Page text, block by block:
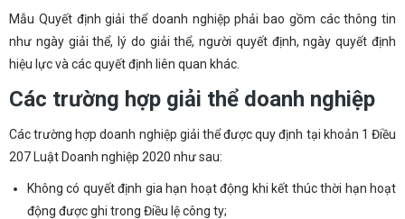
Mẫu Quyết định giải thể doanh nghiệp phải bao gồm các thông tin
như ngày giải thể, lý do giải thể, người quyết định, ngày quyết định
hiệu lực và các quyết định liên quan khác.
Các trường hợp giải thể doanh nghiệp
Các trường hợp doanh nghiệp giải thể được quy định tại khoản 1 Điều
207 Luật Doanh nghiệp 2020 như sau:
Không có quyết định gia hạn hoạt động khi kết thúc thời hạn hoạt
động được ghi trong Điều lệ công ty;